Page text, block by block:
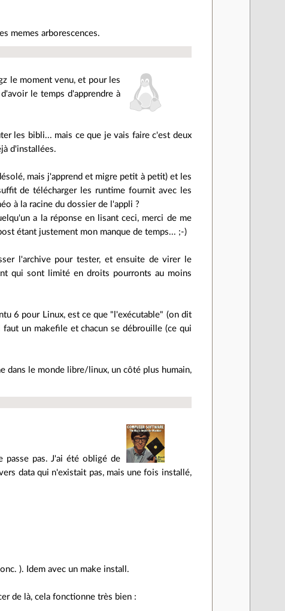
memes arborescences.
le moment venu, et pour les
le temps d'apprendre à
les bibli... mais ce que je vais faire c'est deux
d'installées.
mais j'apprend et migre petit à petit) et les
de télécharger les runtime fournit avec les
à la racine du dossier de l'appli ?
a la réponse en lisant ceci, merci de me
étant justement mon manque de temps... ;-)
l'archive pour tester, et ensuite de virer le
qui sont limité en droits pourronts au moins
6 pour Linux, est ce que "l'exécutable" (on dit
un makefile et chacun se débrouille (ce qui
dans le monde libre/linux, un côté plus humain,
passe pas. J'ai été obligé de
data qui n'existait pas, mais une fois installé,
). Idem avec un make install.
de là, cela fonctionne très bien :